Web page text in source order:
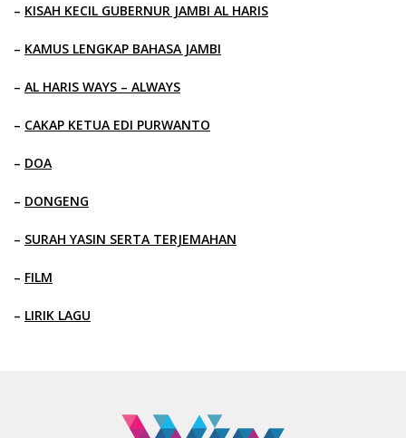
– KISAH KECIL GUBERNUR JAMBI AL HARIS
– KAMUS LENGKAP BAHASA JAMBI
– AL HARIS WAYS – ALWAYS
– CAKAP KETUA EDI PURWANTO
– DOA
– DONGENG
– SURAH YASIN SERTA TERJEMAHAN
– FILM
– LIRIK LAGU